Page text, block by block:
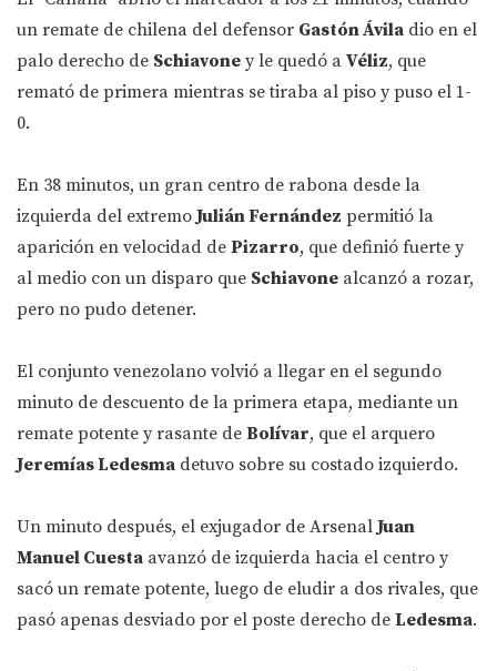
un remate de chilena del defensor Gastón Ávila dio en el
palo derecho de Schiavone y le quedó a Véliz, que
remató de primera mientras se tiraba al piso y puso el 1-
0.
En 38 minutos, un gran centro de rabona desde la
izquierda del extremoJulián Fernández permitió la
aparición en velocidad de Pizarro, que definió fuerte y
al medio con un disparo que Schiavone alcanzó a rozar,
pero no pudo detener.
El conjunto venezolano volvió a llegar en el segundo
minuto de descuento de la primera etapa, mediante un
remate potente y rasante de Bolívar, que el arquero
Jeremías Ledesma detuvo sobre su costado izquierdo.
Un minuto después, el exjugador de ArsenalJuan
Manuel Cuesta avanzó de izquierda hacia el centro y
sacó un remate potente, luego de eludir a dos rivales, que
pasó apenas desviado por el poste derecho de Ledesma.